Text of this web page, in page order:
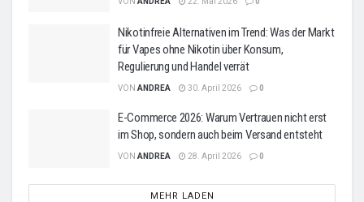
Nikotinfreie Alternativen im Trend: Was der Markt
für Vapes ohne Nikotin über Konsum,
Regulierung und Handel verrät
VON ANDREA 30. April 2026 0
E-Commerce 2026: Warum Vertrauen nicht erst
im Shop, sondern auch beim Versand entsteht
VON ANDREA 28. April 2026 0
MEHR LADEN